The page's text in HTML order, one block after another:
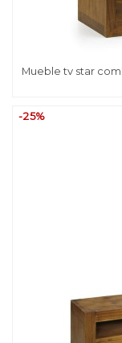
Mueble tv star
-25%